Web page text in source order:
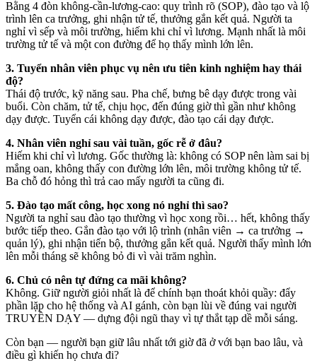
Bằng 4 đòn không-cần-lương-cao: quy trình rõ (SOP), đào tạo và lộ
trình lên ca trưởng, ghi nhận tử tế, thưởng gắn kết quả. Người ta
nghỉ vì sếp và môi trường, hiếm khi chỉ vì lương. Mạnh nhất là môi
trường tử tế và một con đường để họ thấy mình lớn lên.
3. Tuyển nhân viên phục vụ nên ưu tiên kinh nghiệm hay thái
độ?
Thái độ trước, kỹ năng sau. Pha chế, bưng bê dạy được trong vài
buổi. Còn chăm, tử tế, chịu học, đến đúng giờ thì gần như không
dạy được. Tuyển cái không dạy được, đào tạo cái dạy được.
4. Nhân viên nghỉ sau vài tuần, gốc rễ ở đâu?
Hiếm khi chỉ vì lương. Gốc thường là: không có SOP nên làm sai bị
mắng oan, không thấy con đường lớn lên, môi trường không tử tế.
Ba chỗ đó hỏng thì trả cao mấy người ta cũng đi.
5. Đào tạo mất công, học xong nó nghỉ thì sao?
Người ta nghỉ sau đào tạo thường vì học xong rồi… hết, không thấy
bước tiếp theo. Gắn đào tạo với lộ trình (nhân viên → ca trưởng →
quản lý), ghi nhận tiến bộ, thưởng gắn kết quả. Người thấy mình lớn
lên mỗi tháng sẽ không bỏ đi vì vài trăm nghìn.
6. Chủ có nên tự đứng ca mãi không?
Không. Giữ người giỏi nhất là để chính bạn thoát khỏi quầy: đẩy
phần lặp cho hệ thống và AI gánh, còn bạn lùi về đúng vai người
TRUYỀN DẠY — dựng đội ngũ thay vì tự thắt tạp dề mỗi sáng.
Còn bạn — người bạn giữ lâu nhất tới giờ đã ở với bạn bao lâu, và
điều gì khiến họ chưa đi?